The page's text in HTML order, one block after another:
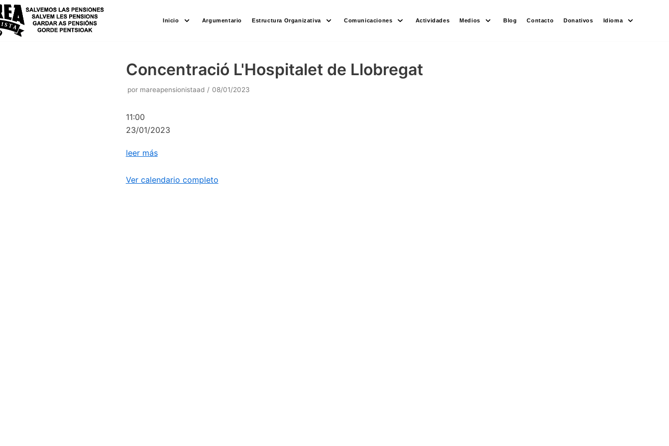
Saltar
al
contenido
Inicio Argumentario Estructura Organizativa Comunicaciones Actividades Medios Blog Contacto Donativos Idioma
Concentració L'Hospitalet de Llobregat
por mareapensionistaad 08/01/2023
11:00
23/01/2023
leer más
Ver calendario completo